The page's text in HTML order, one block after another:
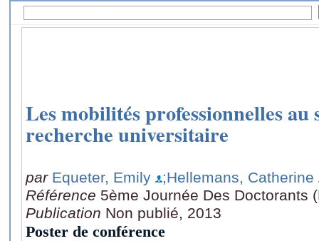
Les mobilités professionnelles au
recherche universitaire
par Equeter, Emily
;Hellemans, Catherine
Référence 5ème Journée Des Doctorants
Publication Non publié, 2013
Poster de conférence